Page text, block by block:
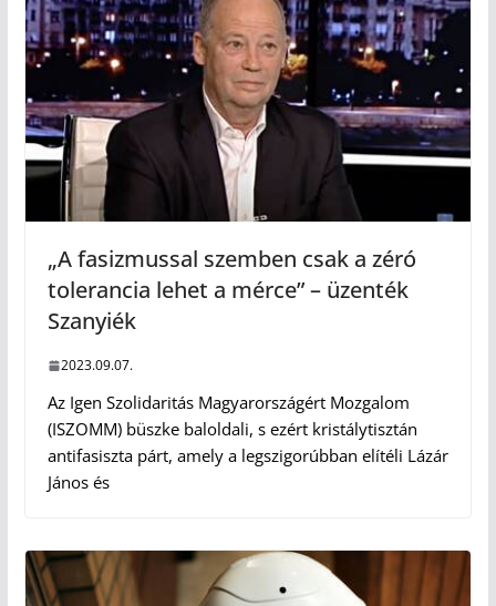
„A fasizmussal szemben csak a zéró
tolerancia lehet a mérce” – üzenték
Szanyiék
2023.09.07.
Az Igen Szolidaritás Magyarországért Mozgalom
(ISZOMM) büszke baloldali, s ezért kristálytisztán
antifasiszta párt, amely a legszigorúbban elítéli Lázár
János és